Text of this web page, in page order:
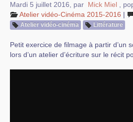
Mardi 5 juillet 2016 par Mick Miel
Atelier vidéo-Cinéma 2015-2016 |
Atelier vidéo-cinéma Littérature
Petit exercice de filmage à partir d’un
lors d’un atelier d’écriture sur le récit